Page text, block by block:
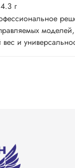
4.3 г
и